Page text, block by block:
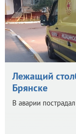
Лежащий
Брянске
В аварии